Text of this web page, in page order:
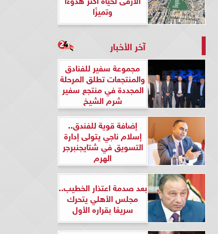
وتميزًا
آخر الأخبار
مجموعة سفير للفنادق
والمنتجعات تطلق المرحلة
المجددة في منتجع سفير
شرم الشيخ
إضافة قوية للفندق..
إسلام ناجي يتولى إدارة
التسويق في شتايجنبرجر
الهرم
بعد صدمة اعتذار الخطيب..
مجلس الأهلي يتحرك
سريعًا بقراره الأول